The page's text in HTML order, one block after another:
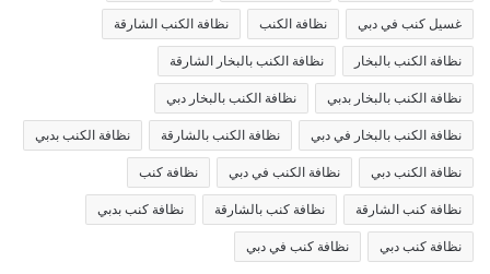
غسيل كنب في دبي نظافة الكنب نظافة الكنب الشارقة
نظافة الكنب بالبخار نظافة الكنب بالبخار الشارقة
نظافة الكنب بالبخار بدبي نظافة الكنب بالبخار دبي
نظافة الكنب بالبخار في دبي نظافة الكنب بالشارقة نظافة الكنب بدبي
نظافة الكنب دبي نظافة الكنب في دبي نظافة كنب
نظافة كنب الشارقة نظافة كنب بالشارقة نظافة كنب بدبي
نظافة كنب دبي نظافة كنب في دبي